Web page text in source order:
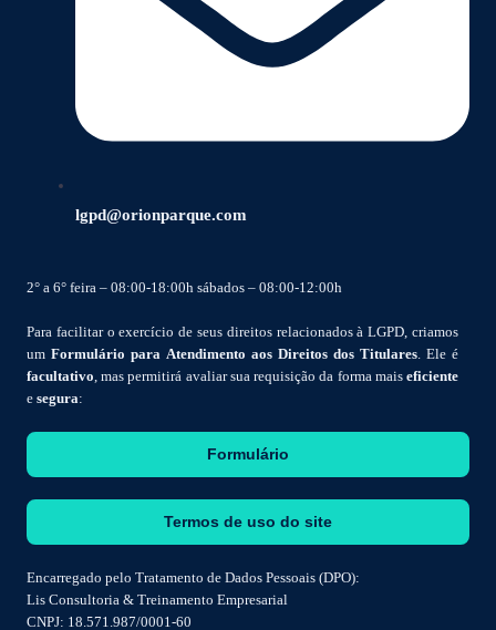
lgpd@orionparque.com
2° a 6° feira – 08:00-18:00h sábados – 08:00-12:00h
Para facilitar o exercício de seus direitos relacionados à LGPD, criamos
um Formulário para Atendimento aos Direitos dos Titulares . Ele é
facultativo , mas permitirá avaliar sua requisição da forma mais eficiente
e segura:
Formulário
Termos de uso do site
Encarregado pelo Tratamento de Dados Pessoais (DPO):
Lis Consultoria & Treinamento Empresarial
CNPJ: 18.571.987/0001-60